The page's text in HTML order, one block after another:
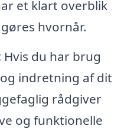
et klart overblik
hvornår.
Hvis du har brug
indretning af dit
rådgiver
og funktionelle